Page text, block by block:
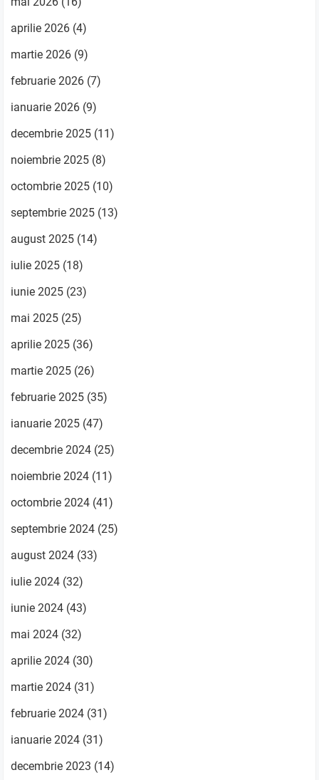
aprilie 2026 (4)
martie 2026 (9)
februarie 2026 (7)
ianuarie 2026 (9)
decembrie 2025 (11)
noiembrie 2025 (8)
octombrie 2025 (10)
septembrie 2025 (13)
august 2025 (14)
iulie 2025 (18)
iunie 2025 (23)
mai 2025 (25)
aprilie 2025 (36)
martie 2025 (26)
februarie 2025 (35)
ianuarie 2025 (47)
decembrie 2024 (25)
noiembrie 2024 (11)
octombrie 2024 (41)
septembrie 2024 (25)
august 2024 (33)
iulie 2024 (32)
iunie 2024 (43)
mai 2024 (32)
aprilie 2024 (30)
martie 2024 (31)
februarie 2024 (31)
ianuarie 2024 (31)
decembrie 2023 (14)